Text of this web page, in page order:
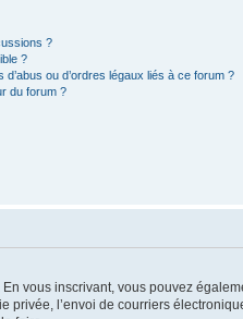
?
?
ou d’ordres légaux liés à ce forum ?
du forum ?
vous inscrivant, vous pouvez
privée, l’envoi de courriers